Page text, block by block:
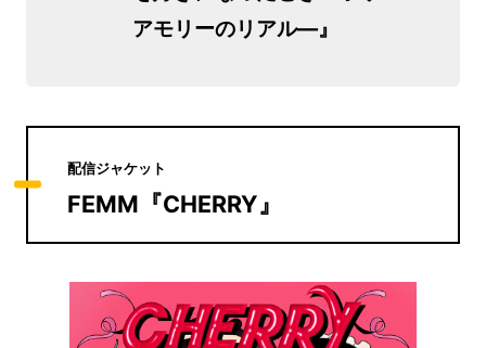
アモリーのリアル―』
配信ジャケット
FEMM『CHERRY』